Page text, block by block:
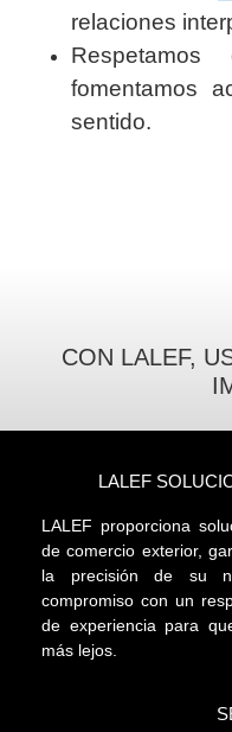
relaciones
fomentamos
sentido.
CON LALEF,
LALEF
LALEF proporciona
de comercio exterior,
la precisión de su
compromiso con un
de experiencia para
más lejos.